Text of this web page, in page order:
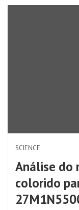
SCIENCE
Análise do
colorido